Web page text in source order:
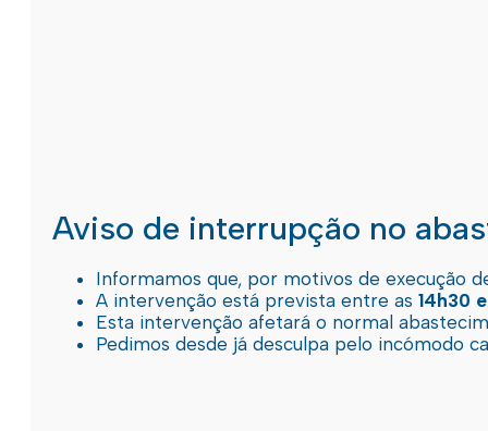
Aviso de interrupção no
Informamos que, por motivos de execução
A intervenção está prevista entre as 14h30
Esta intervenção afetará o normal
Pedimos desde já desculpa pelo incómodo